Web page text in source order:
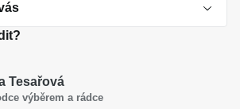
Tesařová
výběrem a rádce